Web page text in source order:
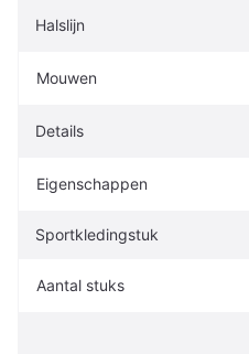
Halslijn
Mouwen
Details
Eigenschappen
Sportkledingstuk
Aantal stuks